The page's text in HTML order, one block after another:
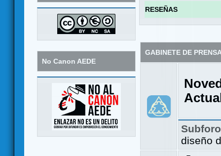
No Canon AEDE
RESEÑAS
GABINETE DE
diseño